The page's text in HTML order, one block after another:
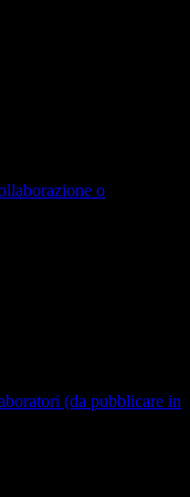
o
(da pubblicare in